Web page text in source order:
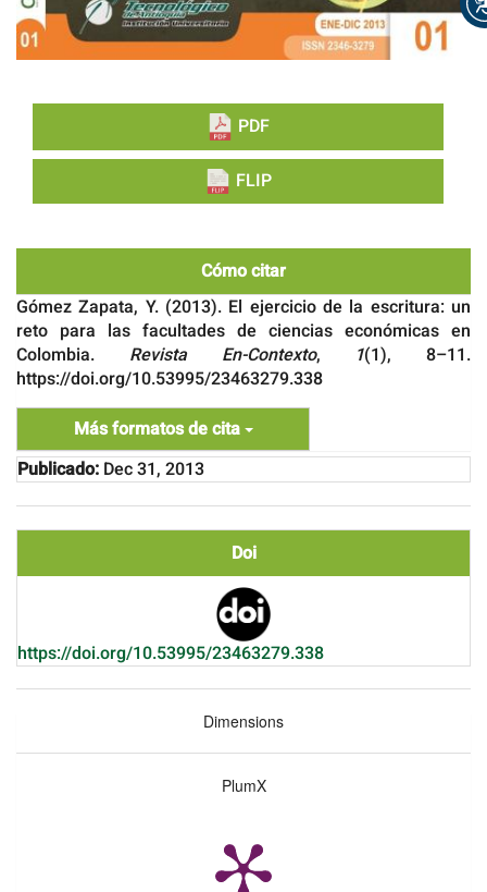
PDF
FLIP
Cómo citar
Gómez Zapata, Y. (2013). El ejercicio de la escritura: un
reto para las facultades de ciencias económicas en
Colombia. Revista En-Contexto, 1(1), 8–11.
https://doi.org/10.53995/23463279.338
Más formatos de cita
Publicado: Dec 31, 2013
Doi
https://doi.org/10.53995/23463279.338
Dimensions
PlumX